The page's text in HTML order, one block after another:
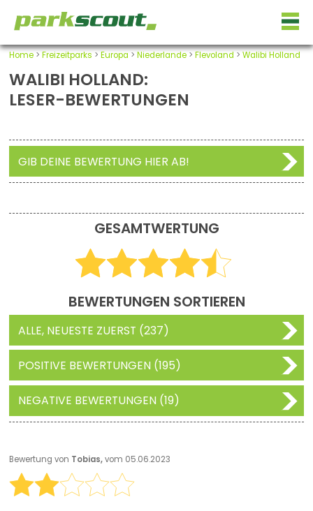
Home> Freizeitparks > Europa > Niederlande> Flevoland > Walibi Holland
WALIBI HOLLAND:
LESER-BEWERTUNGEN
GIB DEINE BEWERTUNG HIER AB!
GESAMTWERTUNG
BEWERTUNGEN SORTIEREN
ALLE, NEUESTE ZUERST (237)
POSITIVE BEWERTUNGEN (195)
NEGATIVE BEWERTUNGEN (19)
Bewertung von Tobias,vom 05.06.2023